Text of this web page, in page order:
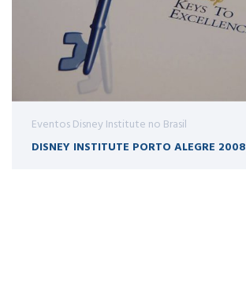
Eventos Disney Institute no Brasil
DISNEY INSTITUTE PORTO ALEGRE 2008